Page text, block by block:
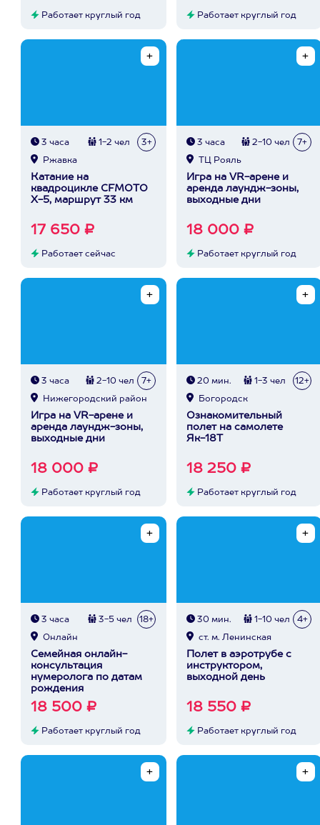
Работает круглый год Работает круглый год
3 часа 1-2 чел 3+
Ржавка
Катание на
квадроцикле CFMOTO
X-5, маршрут 33 км
17 650 ₽
Работает сейчас
3 часа 2-10 чел 7+
ТЦ Рояль
Игра на VR-арене и
аренда лаундж-зоны,
выходные дни
18 000 ₽
Работает круглый год
3 часа 2-10 чел 7+
Нижегородский район
Игра на VR-арене и
аренда лаундж-зоны,
выходные дни
18 000 ₽
Работает круглый год
20 мин. 1-3 чел 12+
Богородск
Ознакомительный
полет на самолете
Як-18Т
18 250 ₽
Работает круглый год
3 часа 3-5 чел 18+
Онлайн
Семейная онлайн-
консультация
нумеролога по датам
рождения
18 500 ₽
Работает круглый год
30 мин. 1-10 чел 4+
ст. м. Ленинская
Полет в аэротрубе с
инструктором,
выходной день
18 550 ₽
Работает круглый год